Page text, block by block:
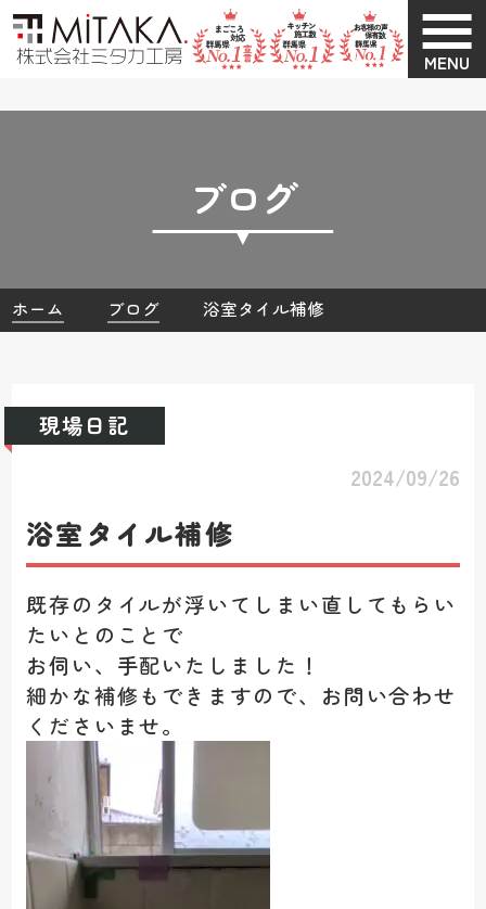
MENU
ブログ
ホーム ブログ 浴室タイル補修
現場日記
2024/09/26
浴室タイル補修
既存のタイルが浮いてしまい直してもらい
たいとのことで
お伺い、手配いたしました！
細かな補修もできますので、お問い合わせ
くださいませ。